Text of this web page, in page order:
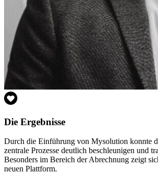
Die Ergebnisse
Durch die Einführung von Mysolution konnte
zentrale Prozesse deutlich beschleunigen und
Besonders im Bereich der Abrechnung zeigt
neuen Plattform.